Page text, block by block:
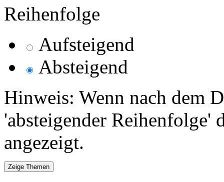
Reihenfolge
Aufsteigend
Absteigend
Hinweis: Wenn nach dem
'absteigender Reihenfolge'
angezeigt.